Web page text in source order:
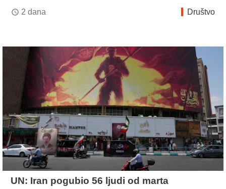
access_time 2 dana Društvo
UN: Iran pogubio 56 ljudi od marta